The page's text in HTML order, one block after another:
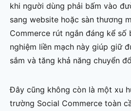
khi người dùng phải bấm vào
sang website hoặc sàn thương
Commerce rút ngắn đáng kể số
nghiệm liền mạch này giúp giữ
sắm và tăng khả năng chuyển
Đây cũng không còn là một xu
trường Social Commerce toàn